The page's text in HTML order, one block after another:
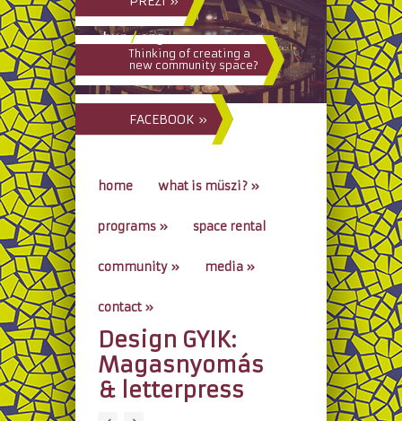
hun/eng
Thinking of creating a
new community space?
FACEBOOK »
home what is müszi? »
programs » space rental
community » media »
contact »
go to...
Design GYIK:
Magasnyomás
& letterpress